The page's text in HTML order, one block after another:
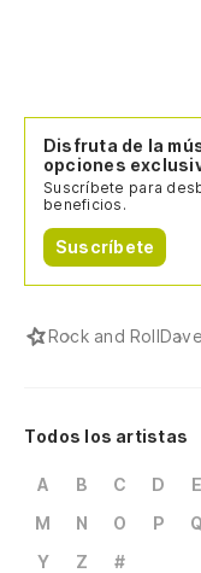
Disfruta de la
opciones
Suscríbete para
beneficios.
Suscríbete
Rock and Roll
Todos los artistas
A B C D E
M
N O P Q
Y
Z #